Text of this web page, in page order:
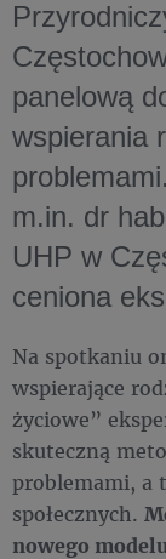
panelową
wspierania
m.in. dr
UHP w
ceniona
Na spotkaniu
wspierające
życiowe”
skuteczną
problemami, a
społecznych.
nowego